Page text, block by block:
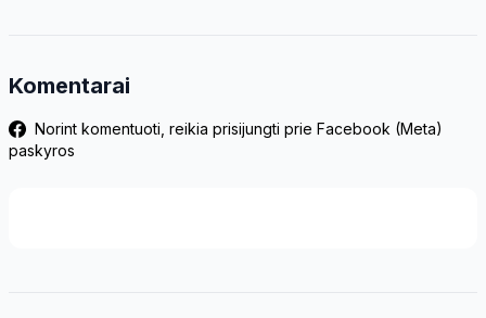
Komentarai
Norint komentuoti, reikia prisijungti prie Facebook (Meta)
paskyros